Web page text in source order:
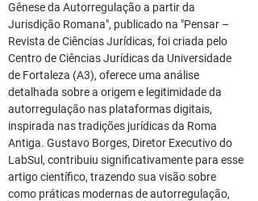
Gênese da Autorregulação a partir da
Jurisdição Romana", publicado na "Pensar –
Revista de Ciências Jurídicas, foi criada pelo
Centro de Ciências Jurídicas da Universidade
de Fortaleza (A3), oferece uma análise
detalhada sobre a origem e legitimidade da
autorregulação nas plataformas digitais,
inspirada nas tradições jurídicas da Roma
Antiga. Gustavo Borges, Diretor Executivo do
LabSul, contribuiu significativamente para esse
artigo científico, trazendo sua visão sobre
como práticas modernas de autorregulação,